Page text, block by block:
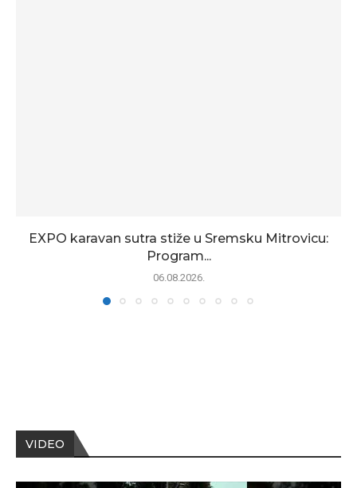
EXPO karavan sutra stiže u Sremsku Mitrovicu:
Program...
06.08.2026.
VIDEO